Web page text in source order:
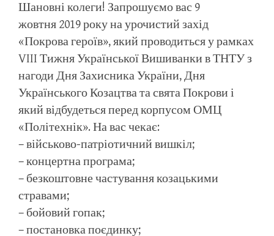
Шановні колеги! Запрошуємо вас 9
жовтня 2019 року на урочистий захід
«Покрова героїв», який проводиться у рамках
VIII Тижня Української Вишиванки в ТНТУ з
нагоди Дня Захисника України, Дня
Українського Козацтва та свята Покрови і
який відбудеться перед корпусом ОМЦ
«Політехнік». На вас чекає:
– військово-патріотичний вишкіл;
– концертна програма;
– безкоштовне частування козацькими
стравами;
– бойовий гопак;
– постановка поєдинку;